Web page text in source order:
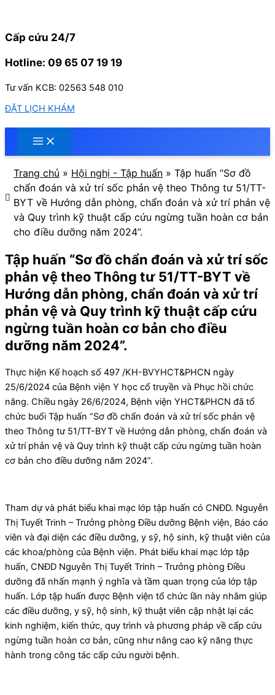
nội
Cấp cứu 24/7
Hotline: 09 65 07 19 19
Tư vấn KCB: 02563 548 010
ĐẶT LỊCH KHÁM
Trang chủ » Hội nghị - Tập huấn » Tập huấn “Sơ đồ
chẩn đoán và xử trí sốc phản vệ theo Thông tư 51/TT-
BYT về Hướng dẫn phòng, chẩn đoán và xử trí phản vệ
và Quy trình kỹ thuật cấp cứu ngừng tuần hoàn cơ bản
cho điều dưỡng năm 2024”.
Tập huấn “Sơ đồ chẩn đoán và xử trí sốc
phản vệ theo Thông tư 51/TT-BYT về
Hướng dẫn phòng, chẩn đoán và xử trí
phản vệ và Quy trình kỹ thuật cấp cứu
ngừng tuần hoàn cơ bản cho điều
dưỡng năm 2024”.
Thực hiện Kế hoạch số 497 /KH-BVYHCT&PHCN ngày
25/6/2024 của Bệnh viện Y học cổ truyền và Phục hồi chức
năng. Chiều ngày 26/6/2024, Bệnh viện YHCT&PHCN đã tổ
chức buổi Tập huấn “Sơ đồ chẩn đoán và xử trí sốc phản vệ
theo Thông tư 51/TT-BYT về Hướng dẫn phòng, chẩn đoán và
xử trí phản vệ và Quy trình kỹ thuật cấp cứu ngừng tuần hoàn
cơ bản cho điều dưỡng năm 2024”.
Tham dự và phát biểu khai mạc lớp tập huấn có CNĐD. Nguyễn
Thị Tuyết Trinh – Trưởng phòng Điều dưỡng Bệnh viện, Báo cáo
viên và đại diện các điều dưỡng, y sỹ, hộ sinh, kỹ thuật viên của
các khoa/phòng của Bệnh viện. Phát biểu khai mạc lớp tập
huấn, CNĐD Nguyễn Thị Tuyết Trinh – Trưởng phòng Điều
dưỡng đã nhấn mạnh ý nghĩa và tầm quan trọng của lớp tập
huấn. Lớp tập huấn được Bệnh viện tổ chức lần này nhằm giúp
các điều dưỡng, y sỹ, hộ sinh, kỹ thuật viên cập nhật lại các
kinh nghiệm, kiến thức, quy trình và phương pháp về cấp cứu
ngừng tuần hoàn cơ bản, cũng như nâng cao kỹ năng thực
hành trong công tác cấp cứu người bệnh.